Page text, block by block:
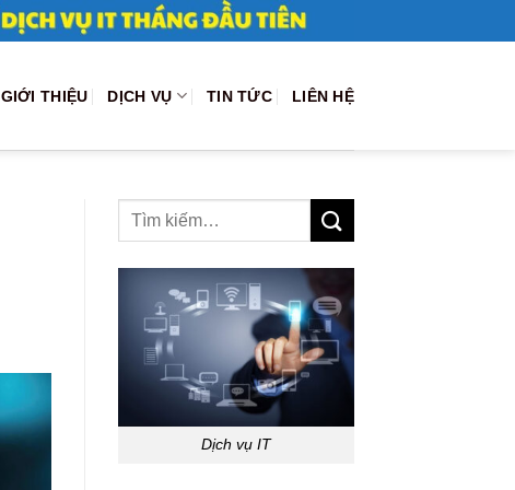
GIỚI THIỆU DỊCH VỤ TIN TỨC LIÊN HỆ
Dịch vụ IT